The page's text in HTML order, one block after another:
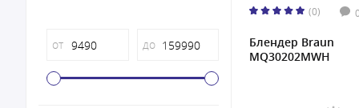
от до
(0) 0
Блендер Braun
MQ30202MWH